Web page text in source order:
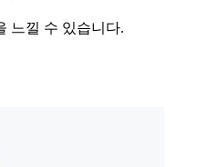
느낄 수 있습니다.